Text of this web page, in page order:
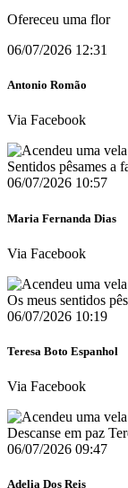
Ofereceu uma flor
06/07/2026 12:31
Antonio Romão
Via Facebook
Sentidos pêsames a
06/07/2026 10:57
Maria Fernanda Dias
Via Facebook
Os meus sentidos
06/07/2026 10:19
Teresa Boto Espanhol
Via Facebook
Descanse em paz
06/07/2026 09:47
Adelia Dos Reis